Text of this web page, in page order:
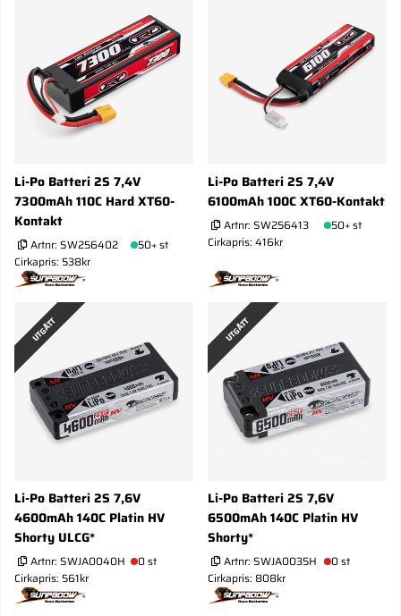
Li-Po Batteri 2S 7,4V
7300mAh 110C Hard XT60-
Kontakt
Artnr: SW256402
50+ st
Cirkapris: 538kr
Li-Po Batteri 2S 7,4V
6100mAh 100C XT60-Kontakt
Artnr: SW256413
50+ st
Cirkapris: 416kr
UTGÅTT
Li-Po Batteri 2S 7,6V
4600mAh 140C Platin HV
Shorty ULCG*
Artnr: SWJA0040H
0 st
Cirkapris: 561kr
UTGÅTT
Li-Po Batteri 2S 7,6V
6500mAh 140C Platin HV
Shorty*
Artnr: SWJA0035H
0 st
Cirkapris: 808kr